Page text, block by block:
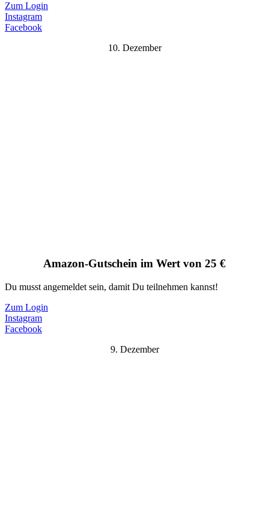
Zum Login
Instagram
Facebook
10. Dezember
Amazon-Gutschein im Wert von 25 €
Du musst angemeldet sein, damit Du teilnehmen kannst!
Zum Login
Instagram
Facebook
9. Dezember